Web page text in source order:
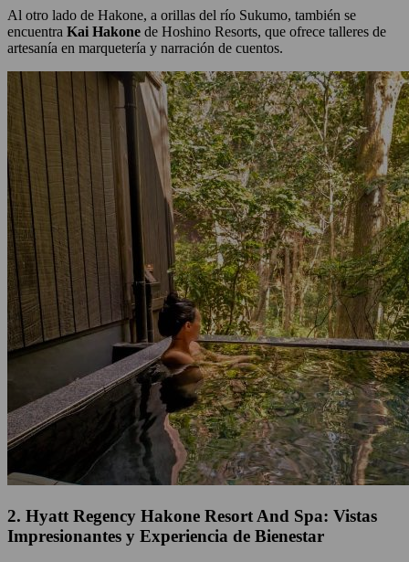
Al otro lado de Hakone, a orillas del río Sukumo, también se
encuentra Kai Hakone de Hoshino Resorts, que ofrece talleres de
artesanía en marquetería y narración de cuentos.
2. Hyatt Regency Hakone Resort And Spa: Vistas
Impresionantes y Experiencia de Bienestar